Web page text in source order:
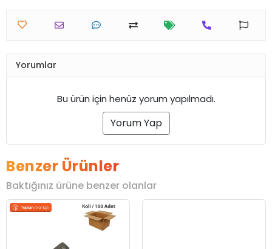
Yorumlar
Bu ürün için henüz yorum yapılmadı.
Yorum Yap
Benzer Ürünler
Baktığınız ürüne benzer olanlar